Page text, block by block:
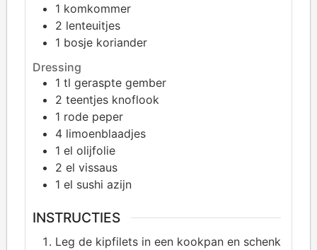
1 komkommer
2 lenteuitjes
1 bosje koriander
Dressing
1 tl geraspte gember
2 teentjes knoflook
1 rode peper
4 limoenblaadjes
1 el olijfolie
2 el vissaus
1 el sushi azijn
INSTRUCTIES
Leg de kipfilets in een kookpan en schenk